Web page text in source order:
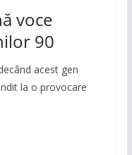
voce
90
acest gen
la o provocare